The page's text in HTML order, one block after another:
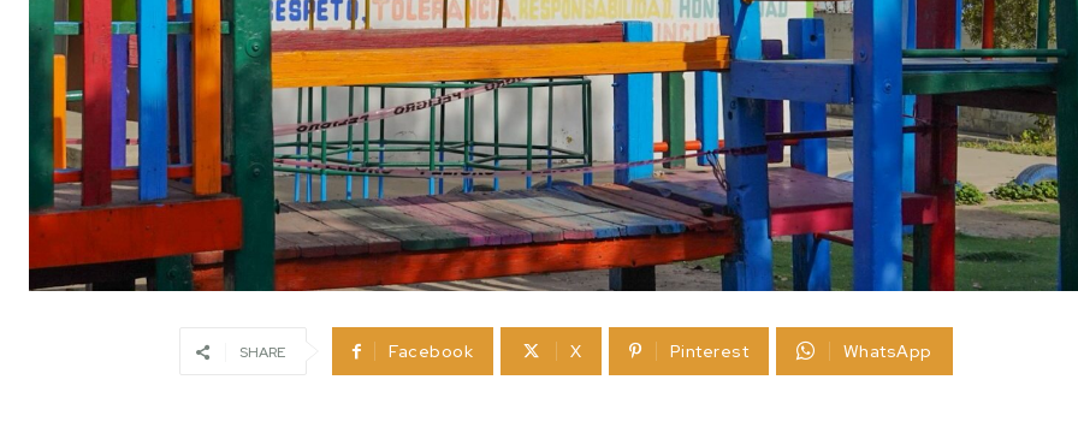
SHARE Facebook X Pinterest WhatsApp